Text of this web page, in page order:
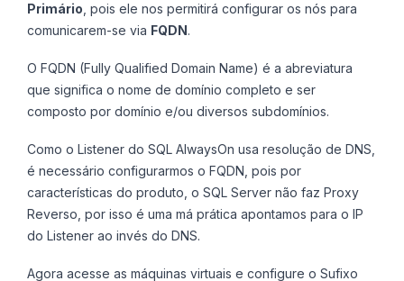
Primário, pois ele nos permitirá configurar os nós para
comunicarem-se via FQDN.
O FQDN (Fully Qualified Domain Name) é a abreviatura
que significa o nome de domínio completo e ser
composto por domínio e/ou diversos subdomínios.
Como o Listener do SQL AlwaysOn usa resolução de DNS,
é necessário configurarmos o FQDN, pois por
características do produto, o SQL Server não faz Proxy
Reverso, por isso é uma má prática apontamos para o IP
do Listener ao invés do DNS.
Agora acesse as máquinas virtuais e configure o Sufixo